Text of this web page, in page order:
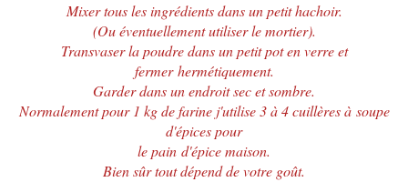
Mixer tous lesingrédientsdans un petit hachoir.
(Ouéventuellementutiliser le mortier).
Transvaser la poudre dans un petit pot en verre et
fermer hermétiquement.
Garder dans un endroit sec et sombre.
Normalement pour 1 kg de farine j'utilise 3 à 4cuillèresà soupe
d'épices pour
le pain d'épice maison.
Bien sûr toutdépendde votre goût.